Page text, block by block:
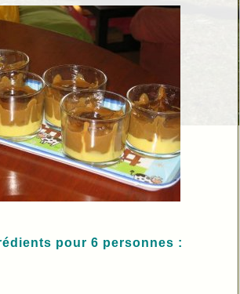
pour 6 personnes :